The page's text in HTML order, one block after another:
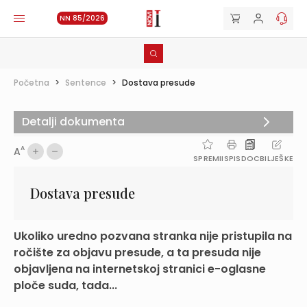
NN 85/2026
Početna > Sentence > Dostava presude
AA
SPREMIISPISDOCBILJEŠKE
Dostava presude
Ukoliko uredno pozvana stranka nije pristupila na
ročište za objavu presude, a ta presuda nije
objavljena na internetskoj stranici e-oglasne
ploče suda, tada...
Detalji dokumenta